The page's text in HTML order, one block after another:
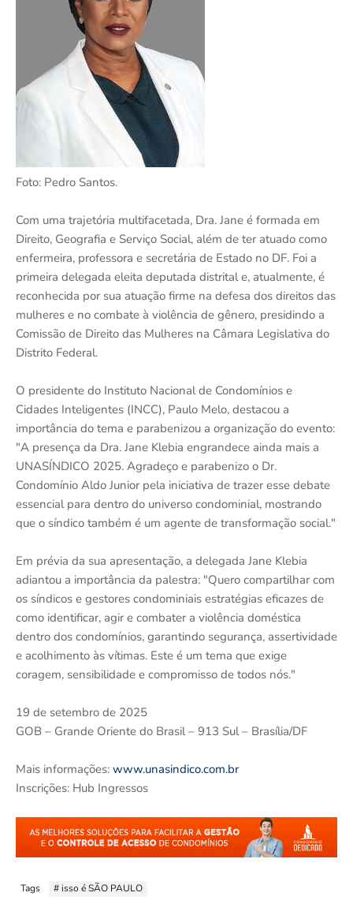
Foto: Pedro Santos.
Com uma trajetória multifacetada, Dra. Jane é formada em
Direito, Geografia e Serviço Social, além de ter atuado como
enfermeira, professora e secretária de Estado no DF. Foi a
primeira delegada eleita deputada distrital e, atualmente, é
reconhecida por sua atuação firme na defesa dos direitos das
mulheres e no combate à violência de gênero, presidindo a
Comissão de Direito das Mulheres na Câmara Legislativa do
Distrito Federal.
O presidente do Instituto Nacional de Condomínios e
Cidades Inteligentes (INCC), Paulo Melo, destacou a
importância do tema e parabenizou a organização do evento:
"A presença da Dra. Jane Klebia engrandece ainda mais a
UNASÍNDICO 2025. Agradeço e parabenizo o Dr.
Condomínio Aldo Junior pela iniciativa de trazer esse debate
essencial para dentro do universo condominial, mostrando
que o síndico também é um agente de transformação social."
Em prévia da sua apresentação, a delegada Jane Klebia
adiantou a importância da palestra: "Quero compartilhar com
os síndicos e gestores condominiais estratégias eficazes de
como identificar, agir e combater a violência doméstica
dentro dos condomínios, garantindo segurança, assertividade
e acolhimento às vítimas. Este é um tema que exige
coragem, sensibilidade e compromisso de todos nós."
19 de setembro de 2025
GOB – Grande Oriente do Brasil – 913 Sul – Brasília/DF
Mais informações: www.unasindico.com.br
Inscrições: Hub Ingressos
Tags # isso é SÃO PAULO